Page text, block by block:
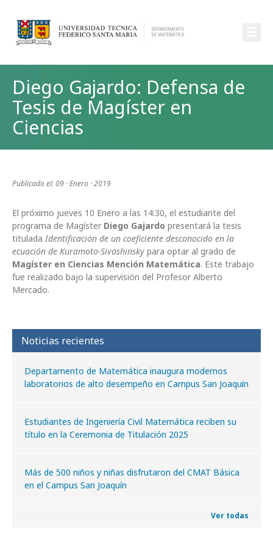
Diego Gajardo: Defensa de
Tesis de Magíster en
Ciencias
Publicado el: 09 · Enero · 2019
El próximo jueves 10 Enero a las 14:30, el estudiante del
programa de Magíster Diego Gajardo presentará la tesis
titulada Identificación de un coeficiente desconocido en la
ecuación de Kuramoto-Sivashinsky para optar al grado de
Magíster en Ciencias Mención Matemática. Este trabajo
fue realizado bajo la supervisión del Profesor Alberto
Mercado.
Noticias recientes
Departamento de Matemática inaugura modernos
laboratorios de alto desempeño en Campus San Joaquín
Estudiantes de Ingeniería Civil Matemática reciben su
título en la Ceremonia de Titulación 2025
Más de 500 niños y niñas disfrutaron del CMAT Básica
en el Campus San Joaquín
Ver todas